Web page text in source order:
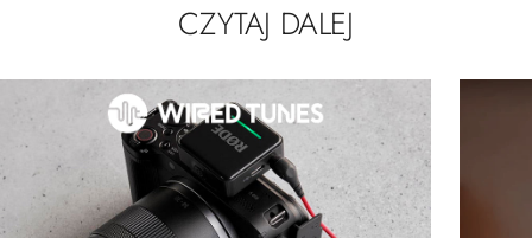
CZYTAJ DALEJ